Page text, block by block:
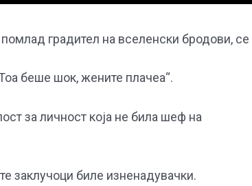
градител на вселенски бродови, се
беше шок, жените плачеа“.
за личност која не била шеф на
заклучоци биле изненадувачки.